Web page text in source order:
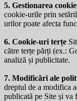
5. Gestionarea
cookie-urile prin
urilor poate afecta
6. Cookie-uri terțe
către terțe părți (ex.:
analiză și publicitate.
7. Modificări ale
dreptul de a modifica
publicată pe Site și